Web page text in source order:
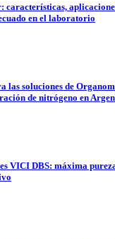
características,
en el laboratorio
las soluciones de
de nitrógeno en
VICI DBS: máxima